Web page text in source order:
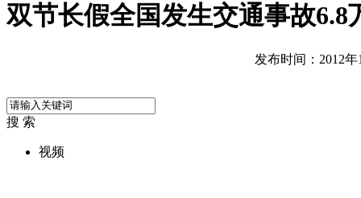
双节长假全国发生交通事故6.8
发布时间：2012年
搜 索
视频